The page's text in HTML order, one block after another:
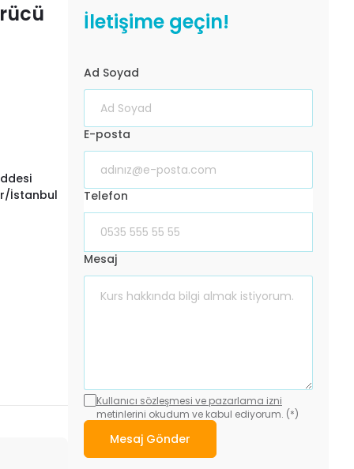
İstanbul
İletişime geçin!
Ad Soyad
E-posta
Telefon
Mesaj
Kullanıcı sözleşmesi ve pazarlama izni
metinlerini okudum ve kabul ediyorum. (*)
Mesaj Gönder